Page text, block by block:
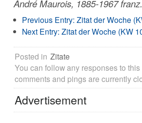
André Maurois, 1885-1967
Previous Entry: Zitat der Woche
Next Entry: Zitat der Woche (KW
Posted in Zitate
You can follow any responses to
comments and pings are currently
Advertisement